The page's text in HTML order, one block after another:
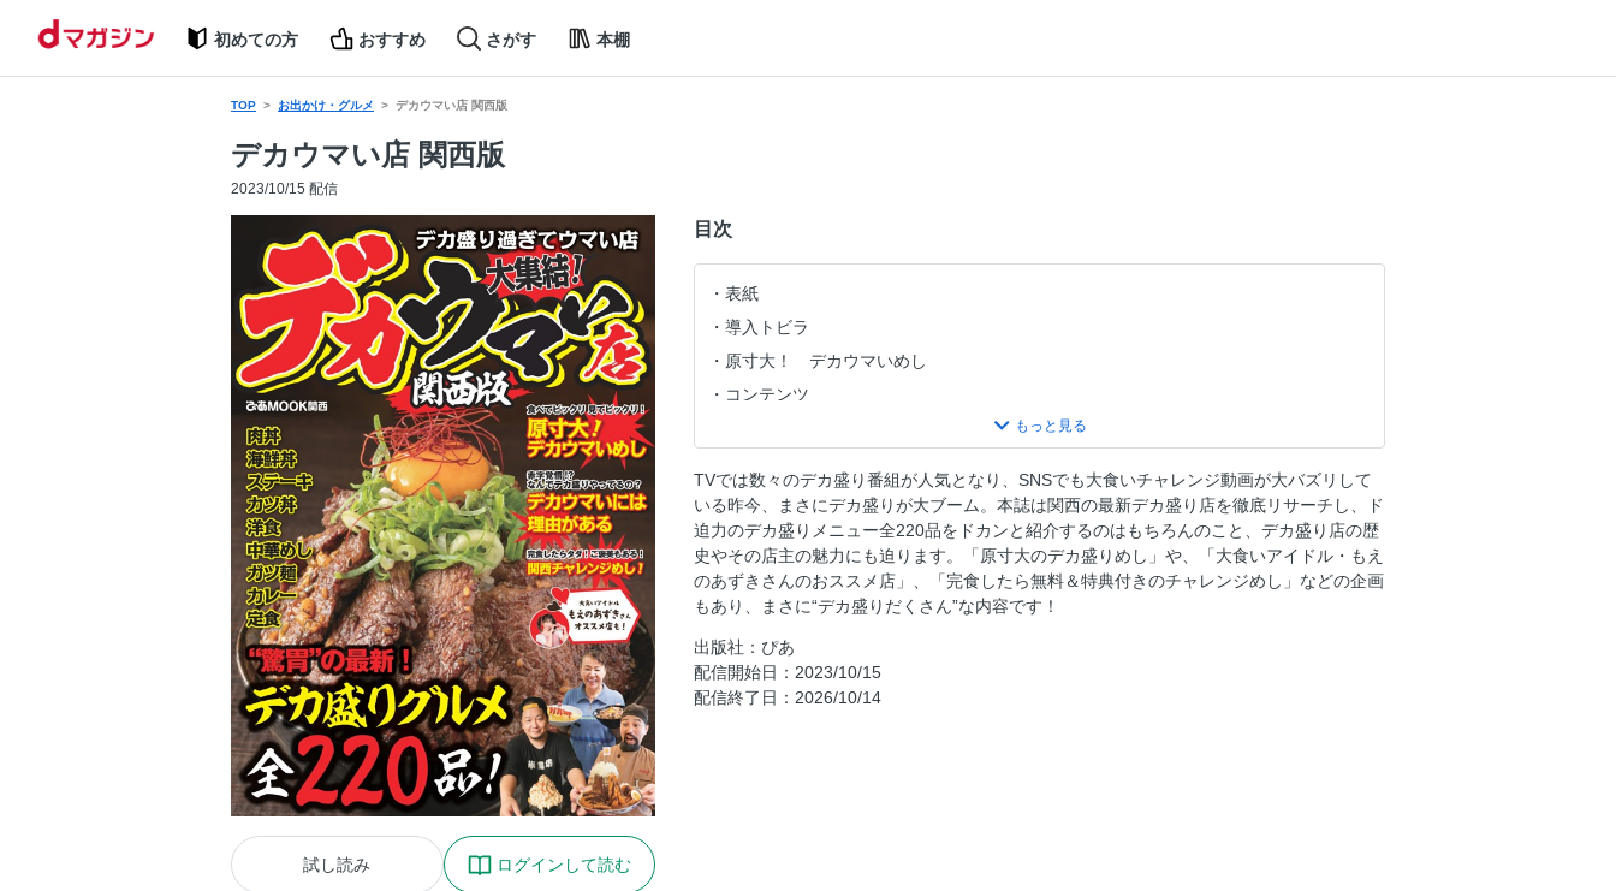
初めての方 おすすめ さがす 本棚
TOP お出かけ・グルメ デカウマい店 関西版
デカウマい店 関西版
2023/10/15 配信
試し読み
ログインして読む
目次
表紙
導入トビラ
原寸大！ デカウマいめし
コンテンツ
海鮮丼
ステーキ
カツ丼
大食いアイドルが語る デカ盛り愛！
洋食めし
デカ盛りを制覇せよ！ 大食いチャレンジ！！
TVでは数々のデカ盛り番組が人気となり、SNSでも大食いチャレンジ動画が大バズリして
いる昨今、まさにデカ盛りが大ブーム。本誌は関西の最新デカ盛り店を徹底リサーチし、ド
迫力のデカ盛りメニュー全220品をドカンと紹介するのはもちろんのこと、デカ盛り店の歴
史やその店主の魅力にも迫ります。「原寸大のデカ盛りめし」や、「大食いアイドル・もえ
のあずきさんのおススメ店」、「完食したら無料＆特典付きのチャレンジめし」などの企画
もあり、まさに“デカ盛りだくさん”な内容です！
出版社：ぴあ
配信開始日：2023/10/15
配信終了日：2026/10/14